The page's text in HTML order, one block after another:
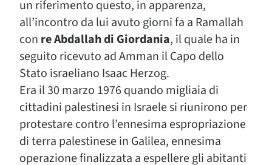
un riferimento questo, in apparenza,
all’incontro da lui avuto giorni fa a Ramallah
con re Abdallah di Giordania, il quale ha in
seguito ricevuto ad Amman il Capo dello
Stato israeliano Isaac Herzog.
Era il 30 marzo 1976 quando migliaia di
cittadini palestinesi in Israele si riunirono per
protestare contro l’ennesima espropriazione
di terra palestinese in Galilea, ennesima
operazione finalizzata a espellere gli abitanti